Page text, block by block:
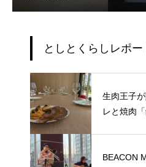
としとくらしレポー
生肉王子
レと焼肉
BEACON